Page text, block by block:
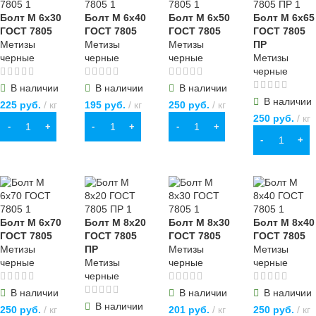
Гайки колпачковые
Болт М 6х30
ГОСТ 7805
Метизы
черные
В наличии
225 руб. кг
В КОРЗИНУ
Болт М 6х40
ГОСТ 7805
Метизы
черные
В наличии
195руб. кг
В КОРЗИНУ
Болт М 6х50
ГОСТ 7805
Метизы
черные
В наличии
250 руб. кг
В КОРЗИНУ
Болт М 6х65
ГОСТ 7805
ПР
Метизы
черные
В наличии
250руб. кг
В КОРЗИНУ
Болт М 6х70
ГОСТ 7805
Метизы
черные
В наличии
250 руб. кг
Болт М 8х20
ГОСТ 7805
ПР
Метизы
черные
В наличии
Болт М 8х30
ГОСТ 7805
Метизы
черные
В наличии
201 руб. кг
Болт М 8х40
ГОСТ 7805
Метизы
черные
В наличии
250руб. кг